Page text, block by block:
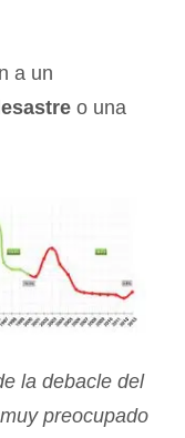
a un
o una
la debacle del
preocupado